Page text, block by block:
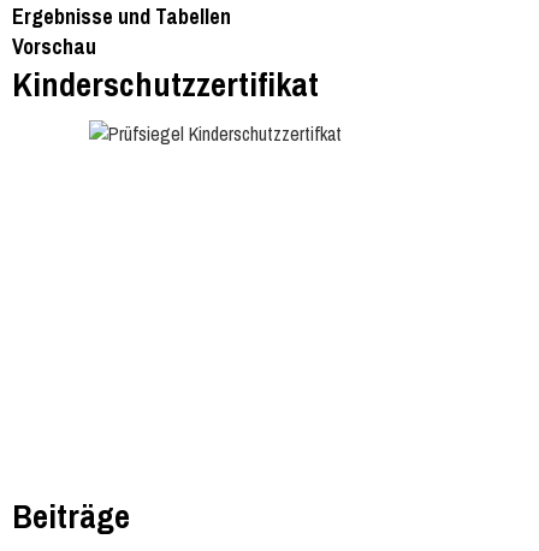
Ergebnisse und Tabellen
Vorschau
Kinderschutzzertifikat
Beiträge